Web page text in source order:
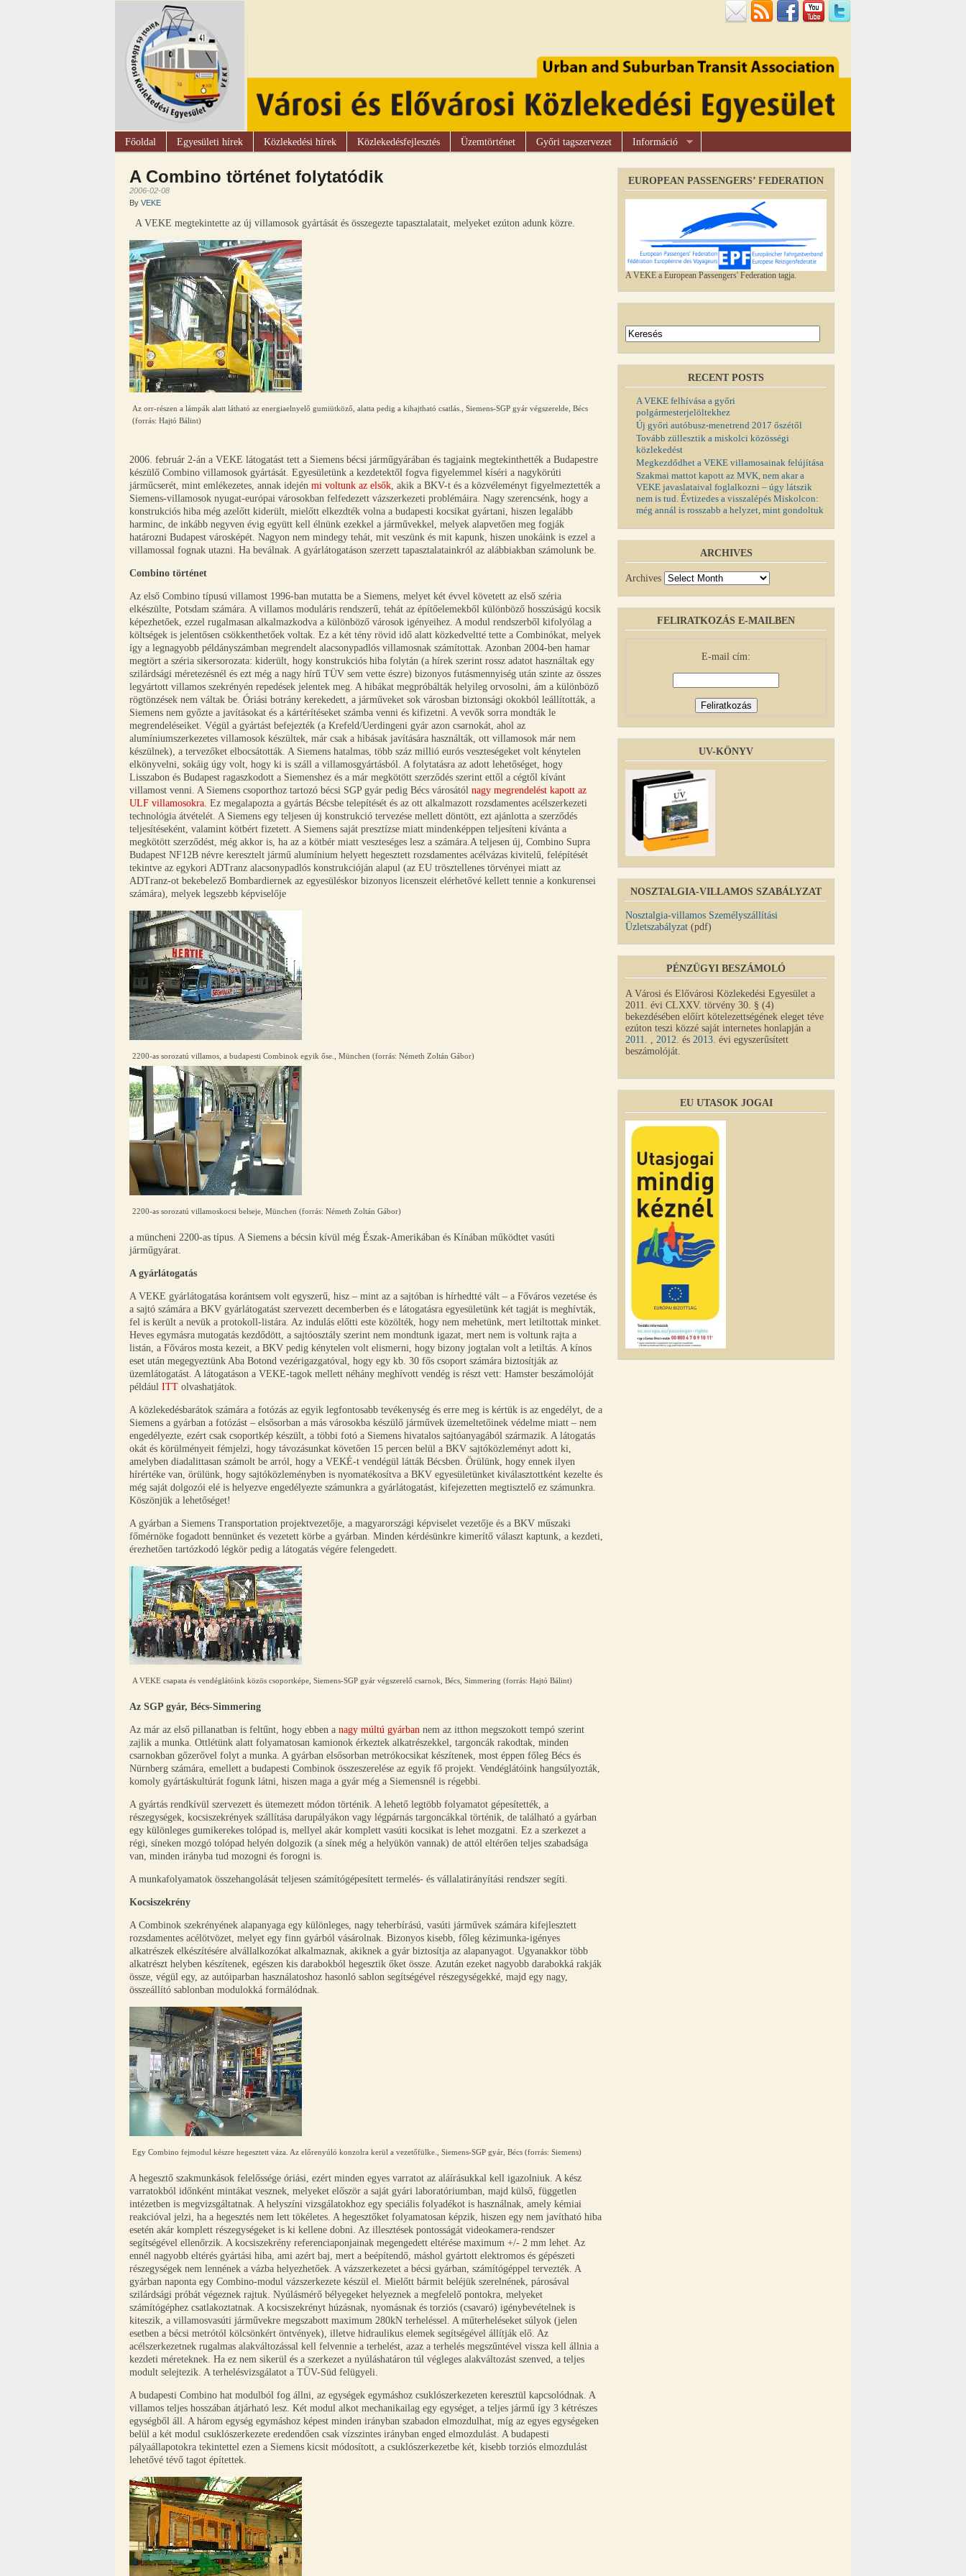
Főoldal Egyesületi hírek Közlekedési hírek Közlekedésfejlesztés Üzemtörténet Győri tagszervezet Információ
A Combino történet folytatódik
2006-02-08
By VEKE
A VEKE megtekintette az új villamosok gyártását és összegezte tapasztalatait, melyeket ezúton adunk közre.
Az orr-részen a lámpák alatt látható az energiaelnyelő gumiütköző, alatta pedig a kihajtható csatlás., Siemens-SGP gyár végszerelde, Bécs
(forrás: Hajtó Bálint)
2006. február 2-án a VEKE látogatást tett a Siemens bécsi járműgyárában és tagjaink megtekinthették a Budapestre
készülő Combino villamosok gyártását. Egyesületünk a kezdetektől fogva figyelemmel kíséri a nagykörúti
járműcserét, mint emlékezetes, annak idején mi voltunk az elsők , akik a BKV-t és a közvéleményt figyelmeztették a
Siemens-villamosok nyugat-európai városokban felfedezett vázszerkezeti problémáira. Nagy szerencsénk, hogy a
konstrukciós hiba még azelőtt kiderült, mielőtt elkezdték volna a budapesti kocsikat gyártani, hiszen legalább
harminc, de inkább negyven évig együtt kell élnünk ezekkel a járművekkel, melyek alapvetően meg fogják
határozni Budapest városképét. Nagyon nem mindegy tehát, mit veszünk és mit kapunk, hiszen unokáink is ezzel a
villamossal fognak utazni. Ha beválnak. A gyárlátogatáson szerzett tapasztalatainkról az alábbiakban számolunk be.
Combino történet
Az első Combino típusú villamost 1996-ban mutatta be a Siemens, melyet két évvel követett az első széria
elkészülte, Potsdam számára. A villamos moduláris rendszerű, tehát az építőelemekből különböző hosszúságú kocsik
képezhetőek, ezzel rugalmasan alkalmazkodva a különböző városok igényeihez. A modul rendszerből kifolyólag a
költségek is jelentősen csökkenthetőek voltak. Ez a két tény rövid idő alatt közkedveltté tette a Combinókat, melyek
így a legnagyobb példányszámban megrendelt alacsonypadlós villamosnak számítottak. Azonban 2004-ben hamar
megtört a széria sikersorozata: kiderült, hogy konstrukciós hiba folytán (a hírek szerint rossz adatot használtak egy
szilárdsági méretezésnél és ezt még a nagy hírű TÜV sem vette észre) bizonyos futásmennyiség után szinte az összes
legyártott villamos szekrényén repedések jelentek meg. A hibákat megpróbálták helyileg orvosolni, ám a különböző
rögtönzések nem váltak be. Óriási botrány kerekedett, a járműveket sok városban biztonsági okokból leállították, a
Siemens nem győzte a javításokat és a kártérítéseket számba venni és kifizetni. A vevők sorra mondták le
megrendeléseiket. Végül a gyártást befejezték (a Krefeld/Uerdingeni gyár azon csarnokát, ahol az
alumíniumszerkezetes villamosok készültek, már csak a hibásak javítására használták, ott villamosok már nem
készülnek), a tervezőket elbocsátották. A Siemens hatalmas, több száz millió eurós veszteségeket volt kénytelen
elkönyvelni, sokáig úgy volt, hogy ki is száll a villamosgyártásból. A folytatásra az adott lehetőséget, hogy
Lisszabon és Budapest ragaszkodott a Siemenshez és a már megkötött szerződés szerint ettől a cégtől kívánt
villamost venni. A Siemens csoporthoz tartozó bécsi SGP gyár pedig Bécs városától nagy megrendelést kapott az
ULF villamosokra . Ez megalapozta a gyártás Bécsbe telepítését és az ott alkalmazott rozsdamentes acélszerkezeti
technológia átvételét. A Siemens egy teljesen új konstrukció tervezése mellett döntött, ezt ajánlotta a szerződés
teljesítéseként, valamint kötbért fizetett. A Siemens saját presztízse miatt mindenképpen teljesíteni kívánta a
megkötött szerződést, még akkor is, ha az a kötbér miatt veszteséges lesz a számára.A teljesen új, Combino Supra
Budapest NF12B névre keresztelt jármű alumínium helyett hegesztett rozsdamentes acélvázas kivitelű, felépítését
tekintve az egykori ADTranz alacsonypadlós konstrukcióján alapul (az EU trösztellenes törvényei miatt az
ADTranz-ot bekebelező Bombardiernek az egyesüléskor bizonyos licenszeit elérhetővé kellett tennie a konkurensei
számára), melyek legszebb képviselője
2200-as sorozatú villamos, a budapesti Combinok egyik őse., München (forrás: Németh Zoltán Gábor)
2200-as sorozatú villamoskocsi belseje, München (forrás: Németh Zoltán Gábor)
a müncheni 2200-as típus. A Siemens a bécsin kívül még Észak-Amerikában és Kínában működtet vasúti
járműgyárat.
A gyárlátogatás
A VEKE gyárlátogatása korántsem volt egyszerű, hisz – mint az a sajtóban is hírhedtté vált – a Főváros vezetése és
a sajtó számára a BKV gyárlátogatást szervezett decemberben és e látogatásra egyesületünk két tagját is meghívták,
fel is került a nevük a protokoll-listára. Az indulás előtti este közölték, hogy nem mehetünk, mert letiltottak minket.
Heves egymásra mutogatás kezdődött, a sajtóosztály szerint nem mondtunk igazat, mert nem is voltunk rajta a
listán, a Főváros mosta kezeit, a BKV pedig kénytelen volt elismerni, hogy bizony jogtalan volt a letiltás. A kínos
eset után megegyeztünk Aba Botond vezérigazgatóval, hogy egy kb. 30 fős csoport számára biztosítják az
üzemlátogatást. A látogatáson a VEKE-tagok mellett néhány meghívott vendég is részt vett: Hamster beszámolóját
például ITT olvashatjátok.
A közlekedésbarátok számára a fotózás az egyik legfontosabb tevékenység és erre meg is kértük is az engedélyt, de a
Siemens a gyárban a fotózást – elsősorban a más városokba készülő járművek üzemeltetőinek védelme miatt – nem
engedélyezte, ezért csak csoportkép készült, a többi fotó a Siemens hivatalos sajtóanyagából származik. A látogatás
okát és körülményeit fémjelzi, hogy távozásunkat követően 15 percen belül a BKV sajtóközleményt adott ki,
amelyben diadalittasan számolt be arról, hogy a VEKÉ-t vendégül látták Bécsben. Örülünk, hogy ennek ilyen
hírértéke van, örülünk, hogy sajtóközleményben is nyomatékosítva a BKV egyesületünket kiválasztottként kezelte és
még saját dolgozói elé is helyezve engedélyezte számunkra a gyárlátogatást, kifejezetten megtisztelő ez számunkra.
Köszönjük a lehetőséget!
A gyárban a Siemens Transportation projektvezetője, a magyarországi képviselet vezetője és a BKV műszaki
főmérnöke fogadott bennünket és vezetett körbe a gyárban. Minden kérdésünkre kimerítő választ kaptunk, a kezdeti,
érezhetően tartózkodó légkör pedig a látogatás végére felengedett.
A VEKE csapata és vendéglátóink közös csoportképe, Siemens-SGP gyár végszerelő csarnok, Bécs, Simmering (forrás: Hajtó Bálint)
Az SGP gyár, Bécs-Simmering
Az már az első pillanatban is feltűnt, hogy ebben a nagy múltú gyárban nem az itthon megszokott tempó szerint
zajlik a munka. Ottlétünk alatt folyamatosan kamionok érkeztek alkatrészekkel, targoncák rakodtak, minden
csarnokban gőzerővel folyt a munka. A gyárban elsősorban metrókocsikat készítenek, most éppen főleg Bécs és
Nürnberg számára, emellett a budapesti Combinok összeszerelése az egyik fő projekt. Vendéglátóink hangsúlyozták,
komoly gyártáskultúrát fogunk látni, hiszen maga a gyár még a Siemensnél is régebbi.
A gyártás rendkívül szervezett és ütemezett módon történik. A lehető legtöbb folyamatot gépesítették, a
részegységek, kocsiszekrények szállítása darupályákon vagy légpárnás targoncákkal történik, de található a gyárban
egy különleges gumikerekes tolópad is, mellyel akár komplett vasúti kocsikat is lehet mozgatni. Ez a szerkezet a
régi, síneken mozgó tolópad helyén dolgozik (a sínek még a helyükön vannak) de attól eltérően teljes szabadsága
van, minden irányba tud mozogni és forogni is.
A munkafolyamatok összehangolását teljesen számítógépesített termelés- és vállalatirányítási rendszer segíti.
Kocsiszekrény
A Combinok szekrényének alapanyaga egy különleges, nagy teherbírású, vasúti járművek számára kifejlesztett
rozsdamentes acélötvözet, melyet egy finn gyárból vásárolnak. Bizonyos kisebb, főleg kézimunka-igényes
alkatrészek elkészítésére alvállalkozókat alkalmaznak, akiknek a gyár biztosítja az alapanyagot. Ugyanakkor több
alkatrészt helyben készítenek, egészen kis darabokból hegesztik őket össze. Azután ezeket nagyobb darabokká rakják
össze, végül egy, az autóiparban használatoshoz hasonló sablon segítségével részegységekké, majd egy nagy,
összeállító sablonban modulokká formálódnak.
Egy Combino fejmodul készre hegesztett váza. Az előrenyúló konzolra kerül a vezetőfülke., Siemens-SGP gyár, Bécs (forrás: Siemens)
A hegesztő szakmunkások felelőssége óriási, ezért minden egyes varratot az aláírásukkal kell igazolniuk. A kész
varratokból időnként mintákat vesznek, melyeket először a saját gyári laboratóriumban, majd külső, független
intézetben is megvizsgáltatnak. A helyszíni vizsgálatokhoz egy speciális folyadékot is használnak, amely kémiai
reakcióval jelzi, ha a hegesztés nem lett tökéletes. A hegesztőket folyamatosan képzik, hiszen egy nem javítható hiba
esetén akár komplett részegységeket is ki kellene dobni. Az illesztések pontosságát videokamera-rendszer
segítségével ellenőrzik. A kocsiszekrény referenciaponjainak megengedett eltérése maximum +/- 2 mm lehet. Az
ennél nagyobb eltérés gyártási hiba, ami azért baj, mert a beépítendő, máshol gyártott elektromos és gépészeti
részegységek nem lennének a vázba helyezhetőek. A vázszerkezetet a bécsi gyárban, számítógéppel tervezték. A
gyárban naponta egy Combino-modul vázszerkezete készül el. Mielőtt bármit beléjük szerelnének, párosával
szilárdsági próbát végeznek rajtuk. Nyúlásmérő bélyegeket helyeznek a megfelelő pontokra, melyeket
számítógéphez csatlakoztatnak. A kocsiszekrényt húzásnak, nyomásnak és torziós (csavaró) igénybevételnek is
kiteszik, a villamosvasúti járművekre megszabott maximum 280kN terheléssel. A műterheléseket súlyok (jelen
esetben a bécsi metrótól kölcsönkért öntvények), illetve hidraulikus elemek segítségével állítják elő. Az
acélszerkezetnek rugalmas alakváltozással kell felvennie a terhelést, azaz a terhelés megszűntével vissza kell állnia a
kezdeti méreteknek. Ha ez nem sikerül és a szerkezet a nyúláshatáron túl végleges alakváltozást szenved, a teljes
modult selejtezik. A terhelésvizsgálatot a TÜV-Süd felügyeli.
A budapesti Combino hat modulból fog állni, az egységek egymáshoz csuklószerkezeten keresztül kapcsolódnak. A
villamos teljes hosszában átjárható lesz. Két modul alkot mechanikailag egy egységet, a teljes jármű így 3 kétrészes
egységből áll. A három egység egymáshoz képest minden irányban szabadon elmozdulhat, míg az egyes egységeken
belül a két modul csuklószerkezete eredendően csak vízszintes irányban enged elmozdulást. A budapesti
pályaállapotokra tekintettel ezen a Siemens kicsit módosított, a csuklószerkezetbe két, kisebb torziós elmozdulást
lehetővé tévő tagot építettek.
EUROPEAN PASSENGERS’ FEDERATION
A VEKE a European Passengers' Federation tagja.
RECENT POSTS
A VEKE felhívása a győri
polgármesterjelöltekhez
Új győri autóbusz-menetrend 2017 őszétől
Tovább züllesztik a miskolci közösségi
közlekedést
Megkezdődhet a VEKE villamosainak felújítása
Szakmai mattot kapott az MVK, nem akar a
VEKE javaslataival foglalkozni – úgy látszik
nem is tud. Évtizedes a visszalépés Miskolcon:
még annál is rosszabb a helyzet, mint gondoltuk
ARCHIVES
Archives
FELIRATKOZÁS E-MAILBEN
E-mail cím:
UV-KÖNYV
NOSZTALGIA-VILLAMOS SZABÁLYZAT
Nosztalgia-villamos Személyszállítási
Üzletszabályzat (pdf)
PÉNZÜGYI BESZÁMOLÓ
A Városi és Elővárosi Közlekedési Egyesület a
2011. évi CLXXV. törvény 30. § (4)
bekezdésében előírt kötelezettségének eleget téve
ezúton teszi közzé saját internetes honlapján a
2011.
2012. és 2013. évi egyszerűsített
beszámolóját.
EU UTASOK JOGAI